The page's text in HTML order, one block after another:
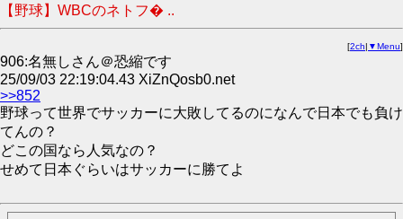
【野球】WBCのネトフ� ..
[2ch| ▼Menu]
906:名無しさん＠恐縮です
25/09/03 22:19:04.43 XiZnQosb0.net
>>852
野球って世界でサッカーに大敗してるのになんで日本でも負け
てんの？
どこの国なら人気なの？
せめて日本ぐらいはサッカーに勝てよ